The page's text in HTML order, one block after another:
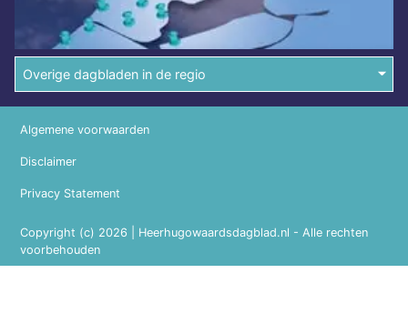
Overige dagbladen in de regio
Copyright (c) 2026 | Heerhugowaardsdagblad.nl - Alle rechten
voorbehouden
Algemene voorwaarden
Disclaimer
Privacy Statement